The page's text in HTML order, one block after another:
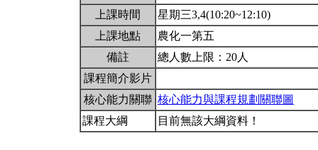
上課時間
星期三3,4(10:20~12:10)
上課地點
農化一第五
備註
總人數上限：20人
課程簡介影片
核心能力關聯 核心能力與課程規劃關聯圖
課程大綱
目前無該大綱資料！